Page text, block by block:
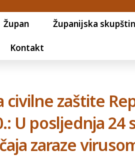
Župan Županijska
Kontakt
civilne zaštite
U posljednja 24
zaraze